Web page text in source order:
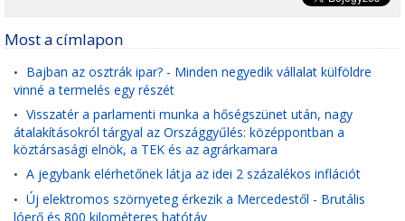
Most a címlapon
• Bajban az osztrák ipar? - Minden negyedik vállalat külföldre
vinné a termelés egy részét
• Visszatér a parlamenti munka a hőségszünet után, nagy
átalakításokról tárgyal az Országgyűlés: középpontban a
köztársasági elnök, a TEK és az agrárkamara
• A jegybank elérhetőnek látja az idei 2 százalékos inflációt
• Új elektromos szörnyeteg érkezik a Mercedestől - Brutális
lóerő és 800 kilométeres hatótáv